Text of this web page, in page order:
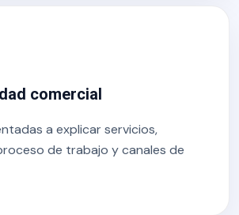
comercial
a explicar servicios,
de trabajo y canales de